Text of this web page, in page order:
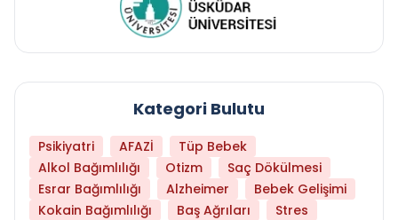
Kategori Bulutu
Psikiyatri AFAZİ
Tüp Bebek
Alkol Bağımlılığı
Otizm
Saç Dökülmesi
Esrar Bağımlılığı
Alzheimer
Bebek Gelişimi
Kokain Bağımlılığı
Baş Ağrıları
Stres